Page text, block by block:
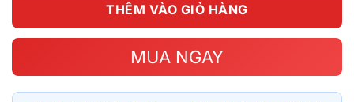
THÊM VÀO GIỎ HÀNG
MUA NGAY